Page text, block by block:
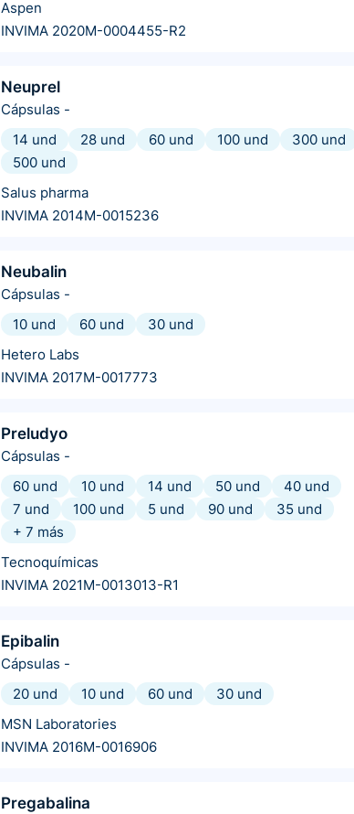
Aspen
INVIMA 2020M-0004455-R2
Neuprel
Cápsulas -
14 und
28 und 60 und 100 und
300 und
500 und
Salus pharma
INVIMA 2014M-0015236
Neubalin
Cápsulas -
10 und
60 und
30 und
Hetero Labs
INVIMA 2017M-0017773
Preludyo
Cápsulas -
60 und
10 und 14 und 50 und
40 und
7 und
100 und 5 und 90 und
35 und
+ 7 más
Tecnoquímicas
INVIMA 2021M-0013013-R1
Epibalin
Cápsulas -
20 und
10 und 60 und
30 und
MSN Laboratories
INVIMA 2016M-0016906
Pregabalina